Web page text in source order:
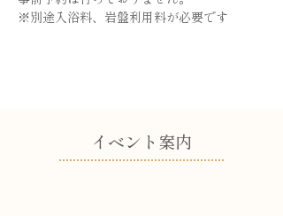
※別途入浴料、岩盤利用料が必要です
​イベント案内